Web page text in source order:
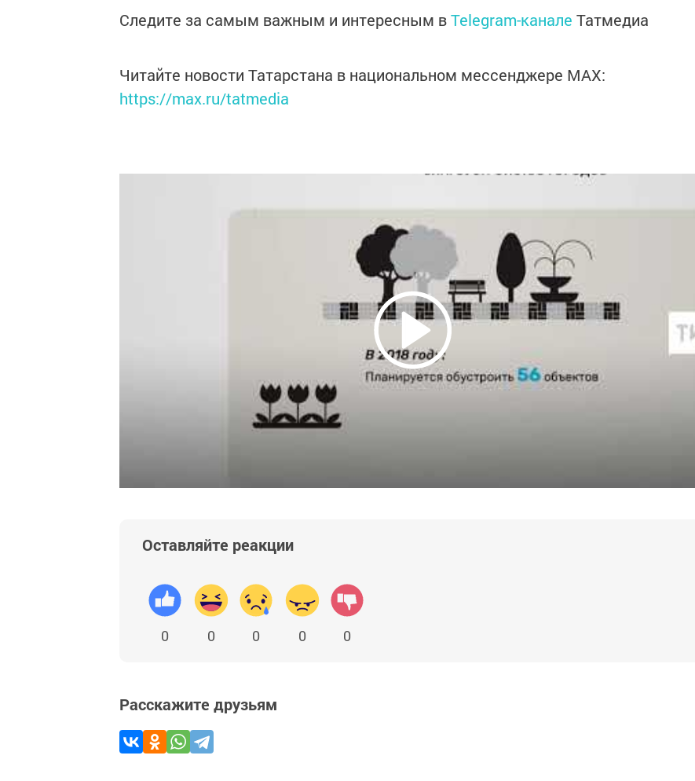
Следите за самым важным и интересным вTelegram-канале Татмедиа
Читайте новости Татарстана в национальном мессенджере MАХ:
https://max.ru/tatmedia
Оставляйте реакции
0 0 0 0 0
Расскажите друзьям